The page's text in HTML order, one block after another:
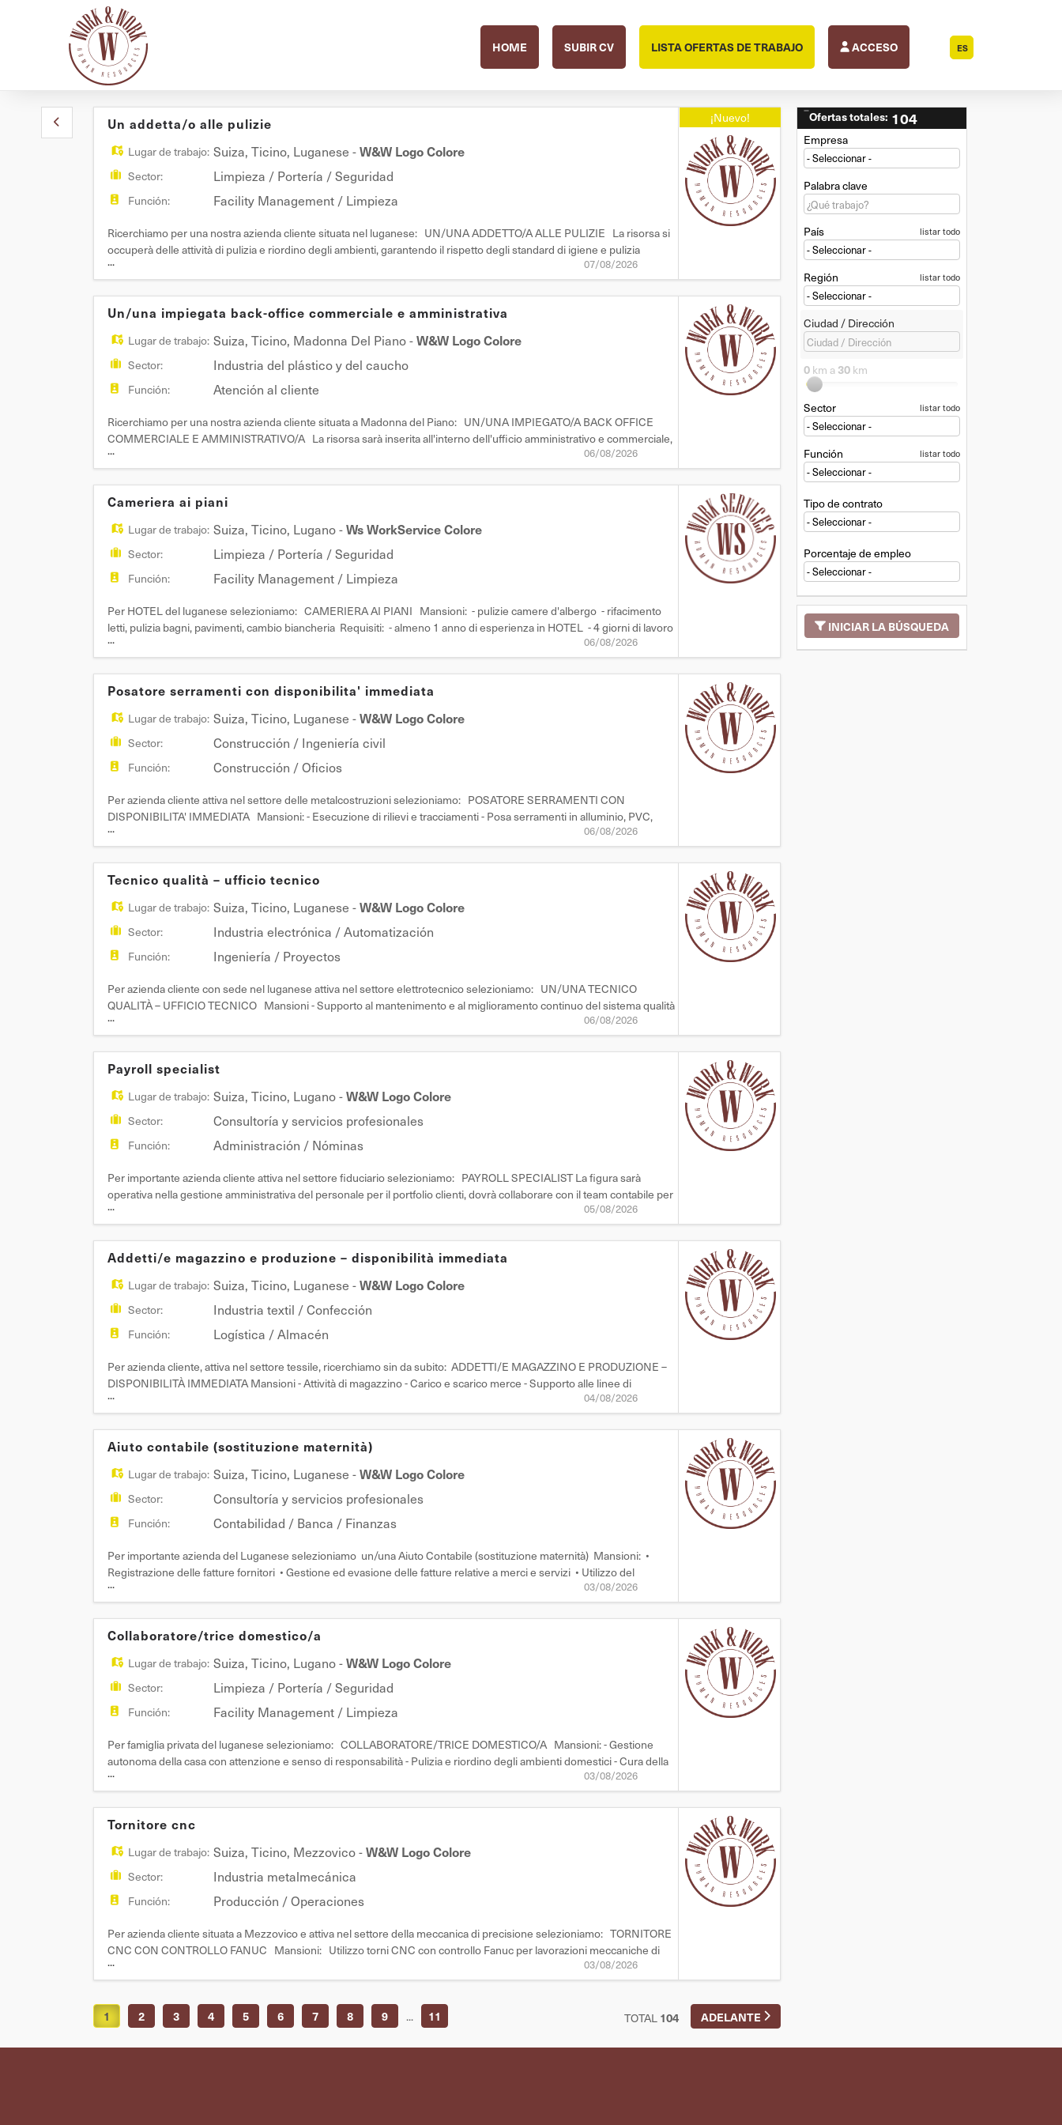
HOME SUBIR CV LISTA OFERTAS DE TRABAJO ACCESO ES
Un addetta/o alle pulizie
Lugar de trabajo: Suiza,Ticino, Luganese -W&W Logo Colore
Sector: Limpieza / Portería / Seguridad
Función: Facility Management / Limpieza
Ricerchiamo per una nostra azienda cliente situata nel luganese: UN/UNA ADDETTO/A ALLE PULIZIE La risorsa si
occuperà delle attività di pulizia e riordino degli ambienti, garantendo il rispetto degli standard di igiene e pulizia
richiesti. Mansioni: - Pulizia e riordino degli ambienti - Pulizia di pavimenti, superfici e servizi igienic
...
¡Nuevo!
07/08/2026
Un/una impiegata back-office commerciale e amministrativa
Lugar de trabajo: Suiza,Ticino, Madonna Del Piano-W&W Logo Colore
Sector: Industria del plástico y del caucho
Función: Atención al cliente
Ricerchiamo per una nostra azienda cliente situata a Madonna del Piano: UN/UNA IMPIEGATO/A BACK OFFICE
COMMERCIALE E AMMINISTRATIVO/A La risorsa sarà inserita all'interno dell'ufficio amministrativo e commerciale,
occupandosi della gestione delle attività di back office e del supporto operativo ai diversi reparti aziendali. Mansioni: -
... 06/08/2026
Cameriera ai piani
Lugar de trabajo: Suiza,Ticino, Lugano-Ws WorkService Colore
Sector: Limpieza / Portería / Seguridad
Función: Facility Management / Limpieza
Per HOTEL del luganese selezioniamo: CAMERIERA AI PIANI Mansioni: - pulizie camere d'albergo - rifacimento
letti, pulizia bagni, pavimenti, cambio biancheria Requisiti: - almeno 1 anno di esperienza in HOTEL - 4 giorni di lavoro
alla settimana, anche sabato e domenica su turnazione - orario: 8:30- 17:30 - disponibilità per contratto
... 06/08/2026
Posatore serramenti con disponibilita' immediata
Lugar de trabajo: Suiza,Ticino, Luganese -W&W Logo Colore
Sector: Construcción / Ingeniería civil
Función: Construcción / Oficios
Per azienda cliente attiva nel settore delle metalcostruzioni selezioniamo: POSATORE SERRAMENTI CON
DISPONIBILITA' IMMEDIATA Mansioni: - Esecuzione di rilievi e tracciamenti - Posa serramenti in alluminio, PVC,
parapetti e carpenteria - Esecuzione di modifiche Requisiti: - Pregressa esperienza maturata in Svizzera - Autonomia
nella pos
... 06/08/2026
Tecnico qualità – ufficio tecnico
Lugar de trabajo: Suiza,Ticino, Luganese -W&W Logo Colore
Sector: Industria electrónica / Automatización
Función: Ingeniería / Proyectos
Per azienda cliente con sede nel luganese attiva nel settore elettrotecnico selezioniamo: UN/UNA TECNICO
QUALITÀ – UFFICIO TECNICO Mansioni - Supporto al mantenimento e al miglioramento continuo del sistema qualità
aziendale - Gestione della documentazione tecnica e qualità - Monitoraggio e gestione di non conformità e reclami -
Partecipaz
... 06/08/2026
Payroll specialist
Lugar de trabajo: Suiza,Ticino, Lugano-W&W Logo Colore
Sector: Consultoría y servicios profesionales
Función: Administración / Nóminas
Per importante azienda cliente attiva nel settore fiduciario selezioniamo: PAYROLL SPECIALIST La figura sarà
operativa nella gestione amministrativa del personale per il portfolio clienti, dovrà collaborare con il team contabile per
le attività connesse alla gestione dei salari e dovrà presenziare periodicamente presso le sedi dei clienti per
... 05/08/2026
Addetti/e magazzino e produzione – disponibilità immediata
Lugar de trabajo: Suiza,Ticino, Luganese -W&W Logo Colore
Sector: Industria textil / Confección
Función: Logística / Almacén
Per azienda cliente, attiva nel settore tessile, ricerchiamo sin da subito: ADDETTI/E MAGAZZINO E PRODUZIONE –
DISPONIBILITÀ IMMEDIATA Mansioni - Attività di magazzino - Carico e scarico merce - Supporto alle linee di
produzione - Confezionamento e imballaggio Requisiti - Nessuna esperienza specifica richiesta - Buona manualità -
Affidabilit
... 04/08/2026
Aiuto contabile (sostituzione maternità)
Lugar de trabajo: Suiza,Ticino, Luganese -W&W Logo Colore
Sector: Consultoría y servicios profesionales
Función: Contabilidad / Banca / Finanzas
Per importante azienda del Luganese selezioniamo un/una Aiuto Contabile (sostituzione maternità) Mansioni: •
Registrazione delle fatture fornitori • Gestione ed evasione delle fatture relative a merci e servizi • Utilizzo del
gestionale SAP • Controllo e monitoraggio delle tempistiche di consegna dei fornitori • Supporto nella gestion
... 03/08/2026
Collaboratore/trice domestico/a
Lugar de trabajo: Suiza,Ticino, Lugano-W&W Logo Colore
Sector: Limpieza / Portería / Seguridad
Función: Facility Management / Limpieza
Per famiglia privata del luganese selezioniamo: COLLABORATORE/TRICE DOMESTICO/A Mansioni: - Gestione
autonoma della casa con attenzione e senso di responsabilità - Pulizia e riordino degli ambienti domestici - Cura della
cucina, del frigorifero e della dispensa - Lavaggio, stiratura, piegatura e sistemazione del bucato - Collaborazione nel
... 03/08/2026
Tornitore cnc
Lugar de trabajo: Suiza,Ticino, Mezzovico-W&W Logo Colore
Sector: Industria metalmecánica
Función: Producción / Operaciones
Per azienda cliente situata a Mezzovico e attiva nel settore della meccanica di precisione selezioniamo: TORNITORE
CNC CON CONTROLLO FANUC Mansioni: Utilizzo torni CNC con controllo Fanuc per lavorazioni meccaniche di
precisione Programmazione bordo macchina Attrezzaggio e cambio utensili Lettura e interpretazione del disegno
tecnico Co
... 03/08/2026
1 2 3 4 5 6 7 8 9 ... 11 ADELANTE
TOTAL 104
Ofertas totales: 104
Empresa
Palabra clave
País listar todo
Región listar todo
Ciudad / Dirección
0 km a 30 km
Sector listar todo
Función listar todo
Tipo de contrato
Porcentaje de empleo
INICIAR LA BÚSQUEDA